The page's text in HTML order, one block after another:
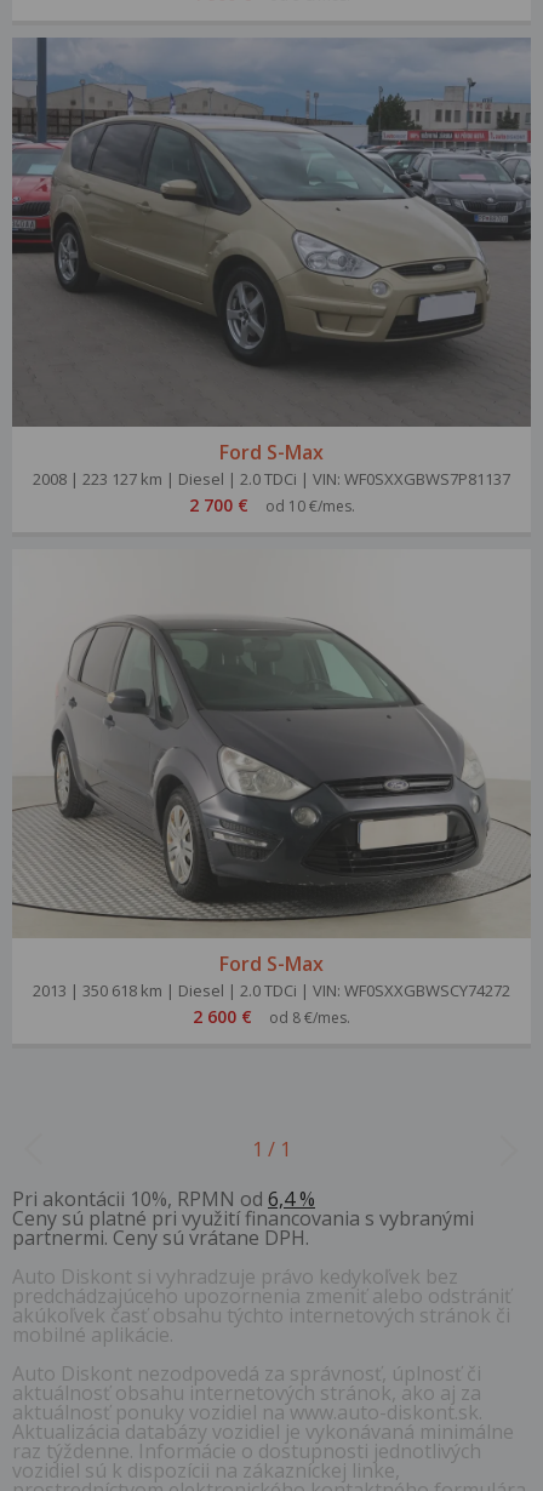
Ford S-Max
2008 | 223 127 km | Diesel | 2.0 TDCi | VIN: WF0SXXGBWS7P81137
2 700 € od 10 €/mes.
Ford S-Max
2013 | 350 618 km | Diesel | 2.0 TDCi | VIN: WF0SXXGBWSCY74272
2 600 € od 8 €/mes.
1 / 1
Pri akontácii 10%, RPMN od 6,4 %
Ceny sú platné pri využití financovania s vybranými
partnermi. Ceny sú vrátane DPH.
Auto Diskont si vyhradzuje právo kedykoľvek bez
predchádzajúceho upozornenia zmeniť alebo odstrániť
akúkoľvek časť obsahu týchto internetových stránok či
mobilné aplikácie.
Auto Diskont nezodpovedá za správnosť, úplnosť či
aktuálnosť obsahu internetových stránok, ako aj za
aktuálnosť ponuky vozidiel na www.auto-diskont.sk.
Aktualizácia databázy vozidiel je vykonávaná minimálne
raz týždenne. Informácie o dostupnosti jednotlivých
vozidiel sú k dispozícii na zákazníckej linke,